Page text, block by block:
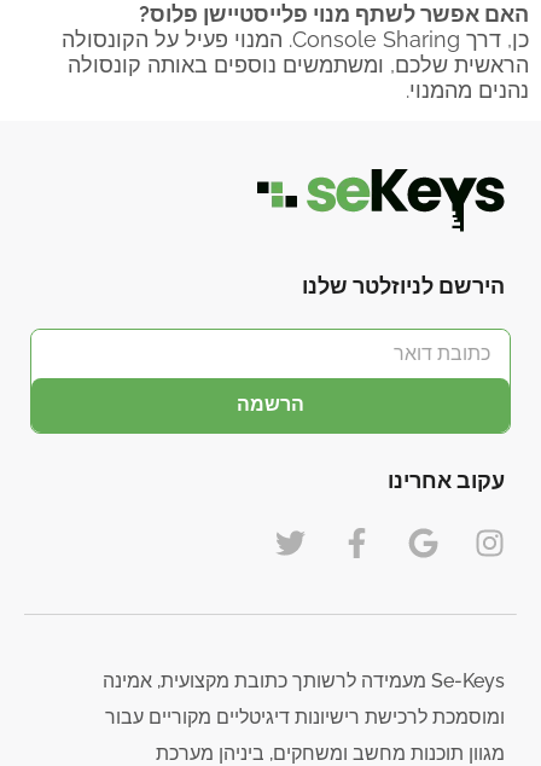
האם אפשר לשתף מנוי פלייסטיישן פלוס?
כן, דרך Console Sharing. המנוי פעיל על הקונסולה
הראשית שלכם, ומשתמשים נוספים באותה קונסולה
נהנים מהמנוי.
הירשם לניוזלטר שלנו
הרשמה
עקוב אחרינו
Se-Keys מעמידה לרשותך כתובת מקצועית, אמינה
ומוסמכת לרכישת רישיונות דיגיטליים מקוריים עבור
מגוון תוכנות מחשב ומשחקים, ביניהן מערכת